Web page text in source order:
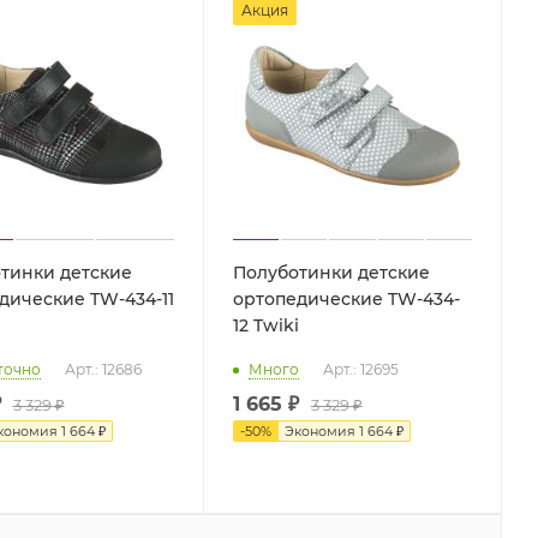
детские
TW-434-11
Арт.: 12686
3 329 ₽
1 664 ₽
Акция
Полуботинки детские
ортопедические TW-434-
12 Twiki
Много Арт.: 12695
1 665 ₽ 3 329 ₽
-50% Экономия 1 664 ₽